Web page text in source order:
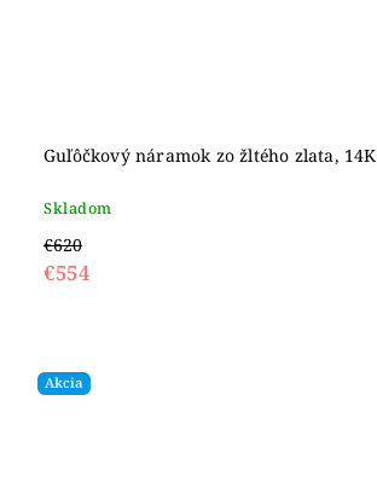
Guľôčkový náramok zo žltého zlata, 14K
Skladom
€620
€554
Akcia